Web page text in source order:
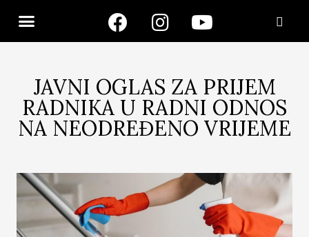
JAVNI OGLAS ZA PRIJEM
RADNIKA U RADNI ODNOS
NA NEODREĐENO VRIJEME